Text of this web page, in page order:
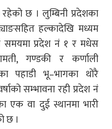
छ । लुम्बिनी प्रदेशका
हल्कादेखि मध्यम
समयमा प्रदेश नं १ र मधेस
गण्डकी र कर्णाली
पहाडी भू–भागका थोरै
सम्भावना रही प्रदेश नं
एक वा दुई स्थानमा भारी
छ ।